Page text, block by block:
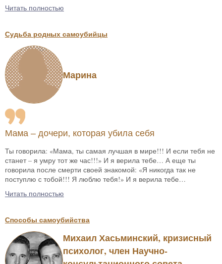
Читать полностью
Судьба родных самоубийцы
Марина
Мама – дочери, которая убила себя
Ты говорила: «Мама, ты самая лучшая в мире!!! И если тебя не
станет – я умру тот же час!!!» И я верила тебе… А еще ты
говорила после смерти своей знакомой: «Я никогда так не
поступлю с тобой!!! Я люблю тебя!» И я верила тебе…
Читать полностью
Способы самоубийства
Михаил Хасьминский, кризисный
психолог, член Научно-